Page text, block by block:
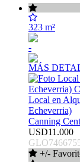
323 m²
-
MÁS
Local en
Echeverria)
Canning
USD11.000
+/-